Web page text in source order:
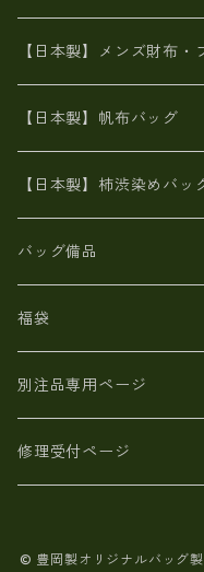
ポーテッド
メタリック
MAISON de HIROAN 【
栃木レザー 【日本製】
革小物・財布【日本製
【日本製】メンズ 財布
【日本製】メンズ財布・
【日本製】帆布バッグ
【日本製】柿渋染めバッ
バッグ備品
福袋
別注品専用ページ
修理受付ページ
© 豊岡製オリジナルバッグ